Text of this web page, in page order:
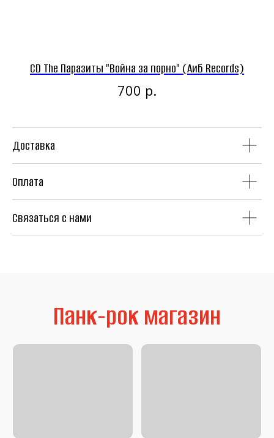
CD The Паразиты "Война за порно" (АиБ Records)
700 р.
Доставка
Оплата
Связаться с нами
Винил
Аудиокассеты